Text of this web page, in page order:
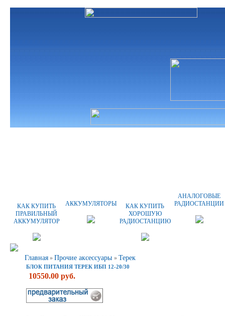
КАК КУПИТЬ
ПРАВИЛЬНЫЙ
АККУМУЛЯТОР
АККУМУЛЯТОРЫ
КАК КУПИТЬ
ХОРОШУЮ
РАДИОСТАНЦИЮ
АНАЛОГОВЫЕ
РАДИОСТАНЦИИ
Главная » Прочие аксессуары » Терек
БЛОК ПИТАНИЯ ТЕРЕК ИБП 12-20/30
10550.00 руб.